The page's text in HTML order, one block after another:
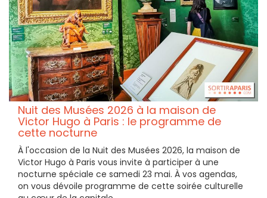
Nuit des Musées 2026 à la maison de
Victor Hugo à Paris : le programme de
cette nocturne
À l'occasion de la Nuit des Musées 2026, la maison de
Victor Hugo à Paris vous invite à participer à une
nocturne spéciale ce samedi 23 mai. À vos agendas,
on vous dévoile programme de cette soirée culturelle